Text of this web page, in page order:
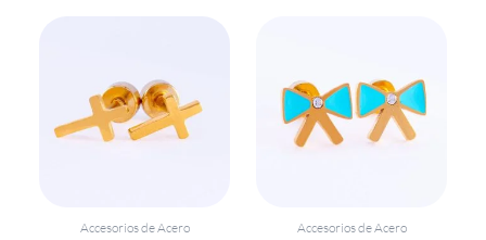
Accesorios de Acero Accesorios de Acero